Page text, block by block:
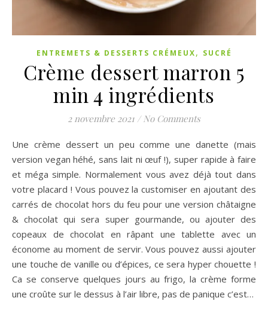
ENTREMETS & DESSERTS CRÉMEUX, SUCRÉ
Crème dessert marron 5
min 4 ingrédients
2 novembre 2021 / No Comments
Une crème dessert un peu comme une danette (mais
version vegan héhé, sans lait ni œuf !), super rapide à faire
et méga simple. Normalement vous avez déjà tout dans
votre placard ! Vous pouvez la customiser en ajoutant des
carrés de chocolat hors du feu pour une version châtaigne
& chocolat qui sera super gourmande, ou ajouter des
copeaux de chocolat en râpant une tablette avec un
économe au moment de servir. Vous pouvez aussi ajouter
une touche de vanille ou d’épices, ce sera hyper chouette !
Ca se conserve quelques jours au frigo, la crème forme
une croûte sur le dessus à l’air libre, pas de panique c’est…